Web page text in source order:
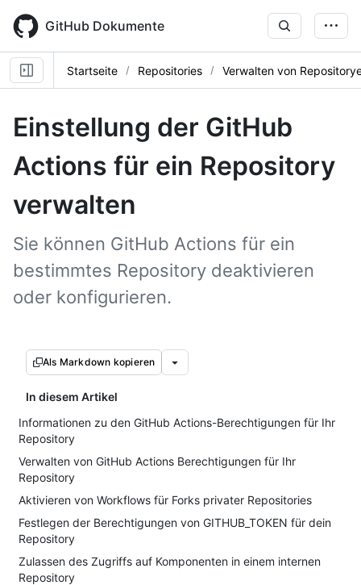
main
content
GitHub Dokumente
Startseite Repositories Verwalten von
Einstellung der GitHub
Actions für ein Repository
verwalten
Sie können GitHub Actions für ein
bestimmtes Repository deaktivieren
oder konfigurieren.
Als Markdown kopieren
In diesem Artikel
Informationen zu den GitHub Actions-Berechtigungen für Ihr
Repository
Verwalten von GitHub Actions Berechtigungen für Ihr
Repository
Aktivieren von Workflows für Forks privater Repositories
Festlegen der Berechtigungen von GITHUB_TOKEN für dein
Repository
Zulassen des Zugriffs auf Komponenten in einem internen
Repository